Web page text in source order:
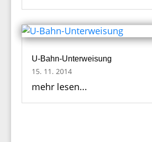
U-Bahn-Unterweisung
15. 11. 2014
mehr lesen...